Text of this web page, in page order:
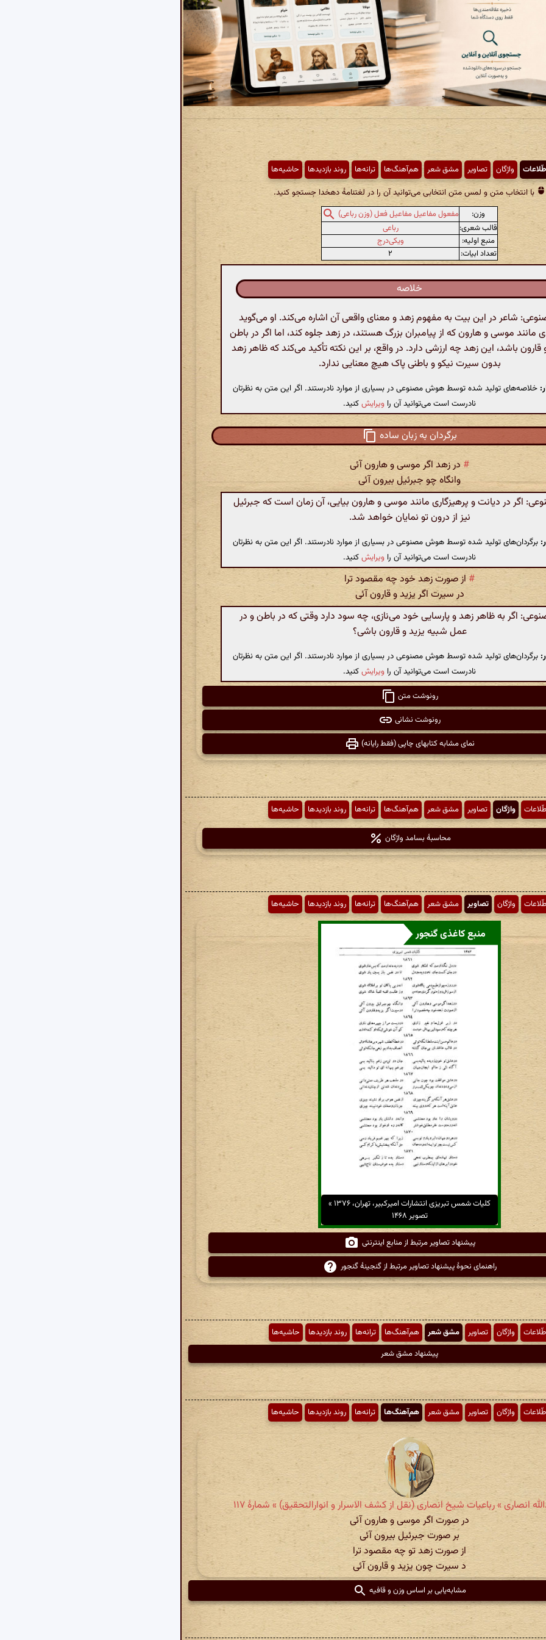
واژگان تصاویر مشق شعر هم‌آهنگ‌ها ترانه‌ها روند بازدیدها حاشیه‌ها
با انتخاب متن و لمس متن انتخابی می‌توانید آن را در لغتنامهٔ دهخدا جستجو کنید.
وزن:
مفعول مفاعیل مفاعیل فعل (وزن رباعی)
قالب شعری:
رباعی
منبع اولیه:
ویکی‌درج
تعداد ابیات:
۲
خلاصه
شاعر در این بیت به مفهوم زهد و معنای واقعی آن اشاره می‌کند. او می‌گوید
مانند موسی و هارون که از پیامبران بزرگ هستند، در زهد جلوه کند، اما اگر در باطن
قارون باشد، این زهد چه ارزشی دارد. در واقع، بر این نکته تأکید می‌کند که ظاهر زهد
بدون سیرت نیکو و باطنی پاک هیچ معنایی ندارد.
خلاصه‌های تولید شده توسط هوش مصنوعی در بسیاری از موارد نادرستند. اگر این متن به نظرتان
نادرست است می‌توانید آن را ویرایشکنید.
برگردان به زبان ساده
# در زهد اگر موسی و هارون آئی
وانگاه چو جبرئیل بیرون آئی
اگر در دیانت و پرهیزگاری مانند موسی و هارون بیایی، آن زمان است که جبرئیل
نیز از درون تو نمایان خواهد شد.
برگردان‌های تولید شده توسط هوش مصنوعی در بسیاری از موارد نادرستند. اگر این متن به نظرتان
نادرست است می‌توانید آن را ویرایشکنید.
# از صورت زهد خود چه مقصود ترا
در سیرت اگر یزید و قارون آئی
اگر به ظاهر زهد و پارسایی خود می‌نازی، چه سود دارد وقتی که در باطن و در
عمل شبیه یزید و قارون باشی؟
برگردان‌های تولید شده توسط هوش مصنوعی در بسیاری از موارد نادرستند. اگر این متن به نظرتان
نادرست است می‌توانید آن را ویرایشکنید.
رونوشت متن
رونوشت نشانی
نمای مشابه کتابهای چاپی (فقط رایانه)
واژگان تصاویر مشق شعر هم‌آهنگ‌ها ترانه‌ها روند بازدیدها حاشیه‌ها
محاسبهٔ بسامد واژگان
واژگان تصاویر مشق شعر هم‌آهنگ‌ها ترانه‌ها روند بازدیدها حاشیه‌ها
منبع کاغذی گنجور
کلیات شمس تبریزی انتشارات امیرکبیر، تهران، ۱۳۷۶ »
تصویر ۱۴۶۸
پیشنهاد تصاویر مرتبط از منابع اینترنتی
راهنمای نحوهٔ پیشنهاد تصاویر مرتبط از گنجینهٔ گنجور
واژگان تصاویر مشق شعر هم‌آهنگ‌ها ترانه‌ها روند بازدیدها
حاشیه‌ها
پیشنهاد مشق شعر
واژگان تصاویر مشق شعر هم‌آهنگ‌ها ترانه‌ها روند بازدیدها حاشیه‌ها
انصاری » رباعیات شیخ انصاری (نقل از کشف الاسرار و انوارالتحقیق) » شمارهٔ ۱۱۷
در صورت اگر موسی و هارون آئی
بر صورت جبرئیل بیرون آئی
از صورت زهد تو چه مقصود ترا
د سیرت چون یزید و قارون آئی
مشابه‌یابی بر اساس وزن و قافیه